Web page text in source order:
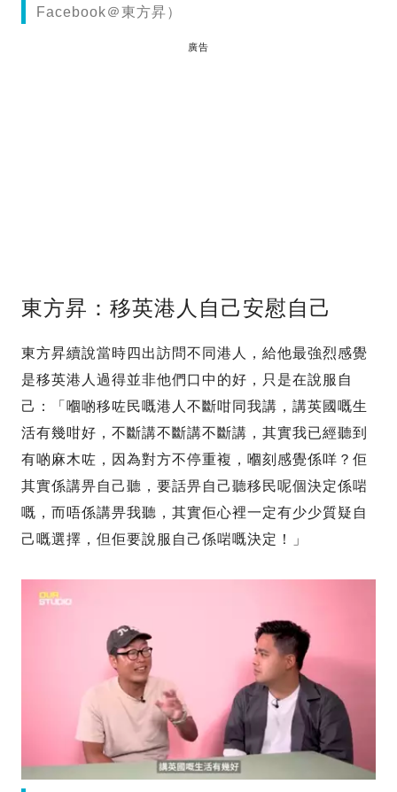
Facebook＠東方昇）
廣告
東方昇：移英港人自己安慰自己
東方昇續說當時四出訪問不同港人，給他最強烈感覺
是移英港人過得並非他們口中的好，只是在說服自
己：「嗰啲移咗民嘅港人不斷咁同我講，講英國嘅生
活有幾咁好，不斷講不斷講不斷講，其實我已經聽到
有啲麻木咗，因為對方不停重複，嗰刻感覺係咩？佢
其實係講畀自己聽，要話畀自己聽移民呢個決定係啱
嘅，而唔係講畀我聽，其實佢心裡一定有少少質疑自
己嘅選擇，但佢要說服自己係啱嘅決定！」